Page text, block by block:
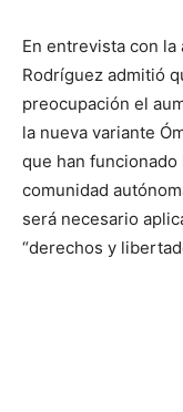
En entrevista con la
Rodríguez admitió
preocupación el
la nueva variante
que han funcionado
comunidad
será necesario
“derechos y